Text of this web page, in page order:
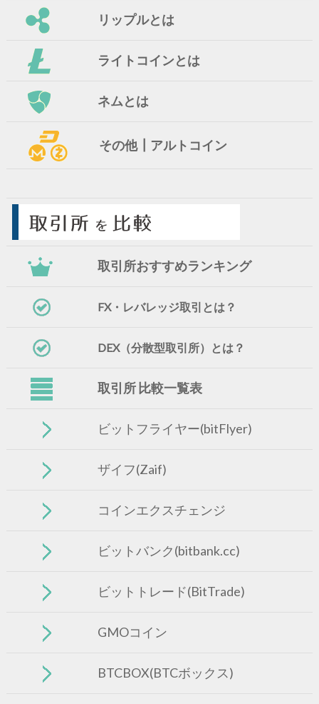
リップルとは
ライトコインとは
ネムとは
その他┃アルトコイン
取引所おすすめランキング
FX・レバレッジ取引とは？
DEX（分散型取引所）とは？
取引所 比較一覧表
ビットフライヤー(bitFlyer)
ザイフ(Zaif)
コインエクスチェンジ
ビットバンク(bitbank.cc)
ビットトレード(BitTrade)
GMOコイン
BTCBOX(BTCボックス)